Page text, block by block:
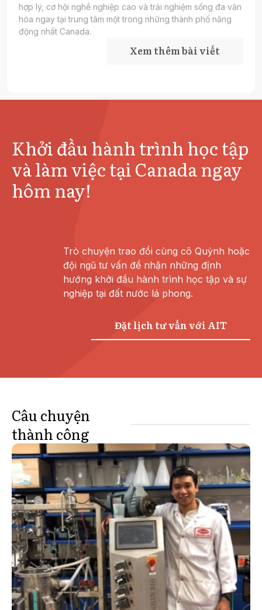
hợp lý, cơ hội nghề nghiệp cao và trải nghiệm sống đa văn
hóa ngay tại trung tâm một trong những thành phố năng
động nhất Canada.
Xem thêm bài viết
Khởi đầu hành trình học tập
và làm việc tại Canada ngay
hôm nay!
Trò chuyện trao đổi cùng cô Quỳnh hoặc
đội ngũ tư vấn để nhận những định
hướng khởi đầu hành trình học tập và sự
nghiệp tại đất nước lá phong.
Đặt lịch tư vấn với AIT
Câu chuyện
thành công